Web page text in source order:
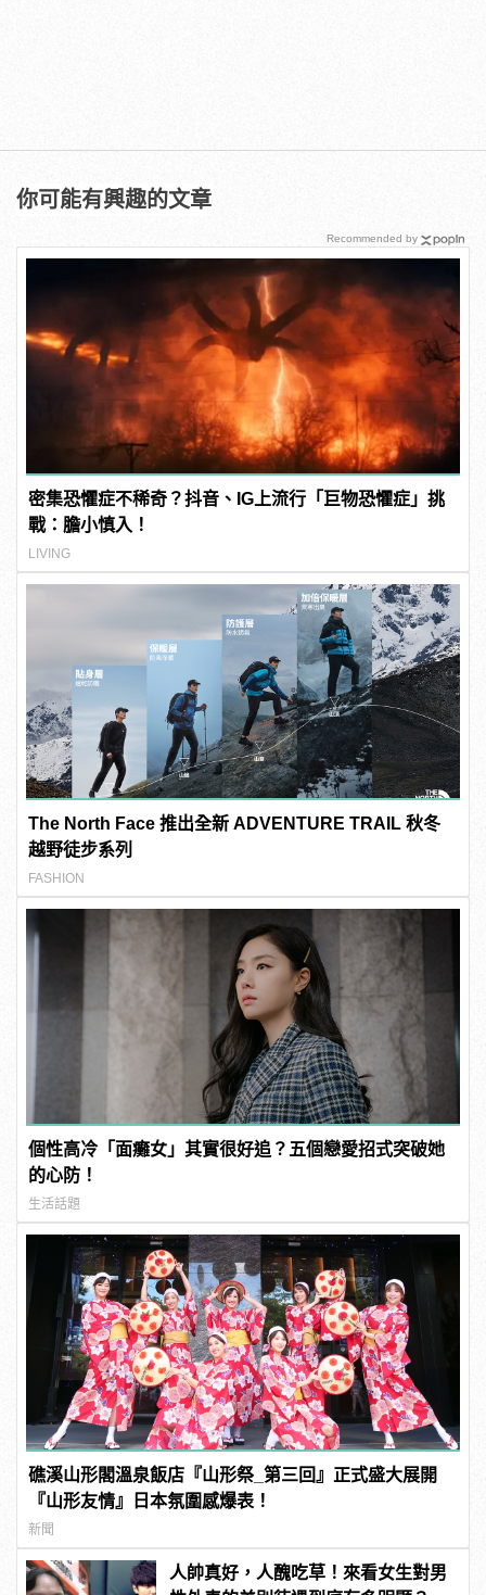
你可能有興趣的文章
密集恐懼症不稀奇？抖音、IG上流行「巨物恐懼症」挑
戰：膽小慎入！
LIVING
The North Face 推出全新 ADVENTURE TRAIL 秋冬
越野徒步系列
FASHION
個性高冷「面癱女」其實很好追？五個戀愛招式突破她
的心防！
生活話題
礁溪山形閣溫泉飯店『山形祭_第三回』正式盛大展開
『山形友情』日本氛圍感爆表！
新聞
人帥真好，人醜吃草！來看女生對男
Recommended by